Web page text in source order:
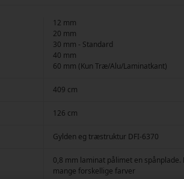
12 mm
20 mm
30 mm - Standard
40 mm
60 mm (Kun Træ/Alu/Laminatkant)
409 cm
126 cm
Gylden eg træstruktur DFI-6370
0,8 mm laminat pålimet en
mange forskellige farver